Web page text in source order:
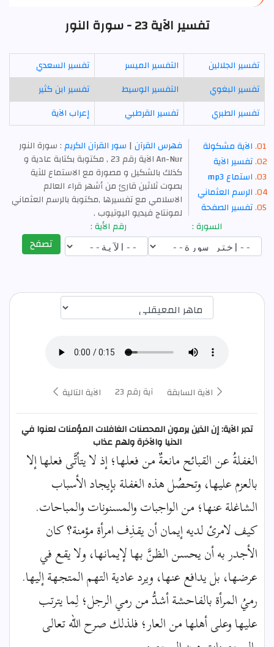
تفسير الآية 23 - سورة النور
تفسير الجلالين التفسير الميسر
تفسير السعدي
تفسير البغوي
التفسير الوسيط
تفسير ابن كثير
تفسير الطبري
تفسير القرطبي إعراب الآية
الآية مشكولة
تفسير الآية
استماع mp3
الرسم العثماني
تفسير الصفحة
فهرس القرآن | سور القرآن الكريم: سورة النور
An-Nur الآية رقم 23 , مكتوبة بكتابة عادية و
كذلك بالشكيل و مصورة مع الاستماع للآية
بصوت ثلاثين قارئ من أشهر قراء العالم
الاسلامي مع تفسيرها ,مكتوبة بالرسم العثماني
لمونتاج فيديو اليوتيوب .
السورة :
رقم الأية :
تصفح
اختيار قارئ الآية
الآية السابقة آية رقم 23 الآية التالية
تدبر الآية: إن الذين يرمون المحصنات الغافلات المؤمنات لعنوا في
الدنيا والآخرة ولهم عذاب
الغفلةُ عن القبائح مانعةٌ من فعلها؛ إذ لا يتأتَّى فعلها إلا
بالعزم عليها، وتحصُل هذه الغفلة بإيجاد الأسباب
الشاغلة عنها؛ من الواجبات والمسنونات والمباحات.
كيف لامرئ لديه إيمان أن يقذِف امرأة مؤمنة؟ كان
الأجدر به أن يحسن الظنَّ بها لإيمانها، ولا يقع في
عرضها، بل يدافع عنها، ويرد عادية التهم المتجهة إليها.
رميُ المرأة بالفاحشة أشدُّ من رمي الرجل؛ لِما يترتب
عليها وعلى أهلها من العار؛ فلذلك صرح الله تعالى